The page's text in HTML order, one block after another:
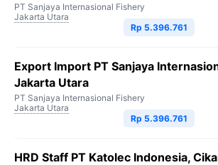
PT Sanjaya Internasional Fishery
Jakarta Utara
Rp 5.396.761
Export Import PT Sanjaya
Jakarta Utara
PT Sanjaya Internasional Fishery
Jakarta Utara
Rp 5.396.761
HRD Staff PT Katolec Indonesia,